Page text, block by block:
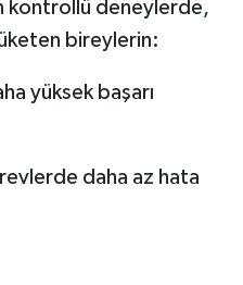
kontrollü deneylerde,
bireylerin:
yüksek başarı
daha az hata